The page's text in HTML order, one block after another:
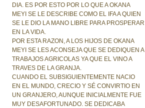
DIA. ES POR ESTO POR LO QUE A OKANA
MEYI SE LE DESCRIBE COMO EL IFA A QUIEN
SE LE DIO LA MANO LIBRE PARA PROSPERAR
EN LA VIDA.
POR ESTA RAZON, A LOS HIJOS DE OKANA
MEYI SE LES ACONSEJA QUE SE DEDIQUEN A
TRABAJOS AGRICOLAS YA QUE EL VINO A
TRAVES DE LA GRANJA.
CUANDO EL SUBSIGUIENTEMENTE NACIO
EN EL MUNDO, CRECIO Y SÉ CONVIRTIO EN
UN GRANJERO, AUNQUE INICIALMENTE FUE
MUY DESAFORTUNADO. SE DEDICABA